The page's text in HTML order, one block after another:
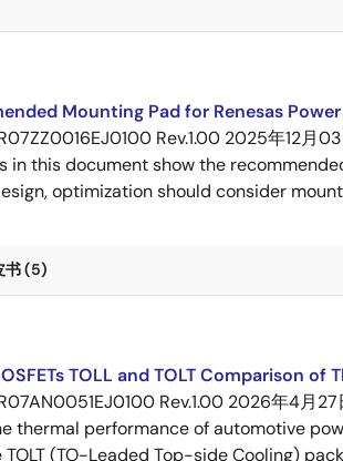
Mounting Pad for Renesas Power
Rev.1.00 2025年12月03
in this document show the
optimization should consider
书 (5)
TOLL and TOLT Comparison of
Rev.1.00 2026年4月27
thermal performance of automotive
(TO-Leaded Top-side Cooling)